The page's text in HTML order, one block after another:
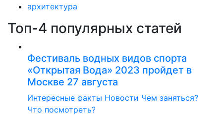
архитектура
Топ-4 популярных статей
Фестиваль водных видов спорта
«Открытая Вода» 2023 пройдет в
Москве 27 августа
Интересные факты Новости Чем заняться?
Что посмотреть?